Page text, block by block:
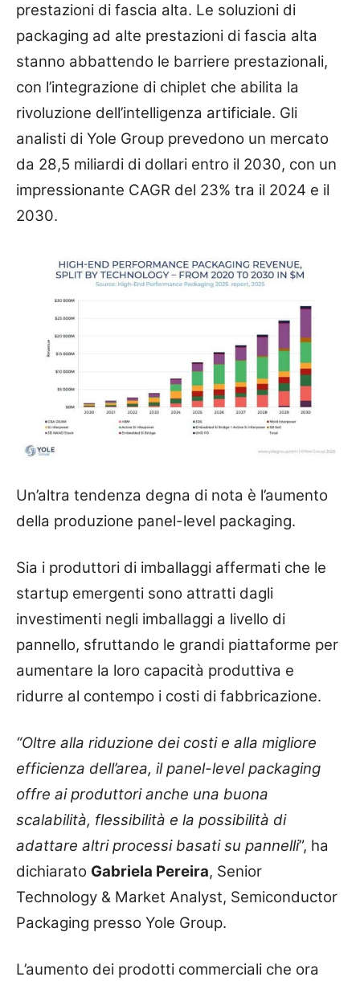
prestazioni di fascia alta. Le soluzioni di
packaging ad alte prestazioni di fascia alta
stanno abbattendo le barriere prestazionali,
con l’integrazione di chiplet che abilita la
rivoluzione dell’intelligenza artificiale. Gli
analisti di Yole Group prevedono un mercato
da 28,5 miliardi di dollari entro il 2030, con un
impressionante CAGR del 23% tra il 2024 e il
2030.
Un’altra tendenza degna di nota è l’aumento
della produzione panel-level packaging.
Sia i produttori di imballaggi affermati che le
startup emergenti sono attratti dagli
investimenti negli imballaggi a livello di
pannello, sfruttando le grandi piattaforme per
aumentare la loro capacità produttiva e
ridurre al contempo i costi di fabbricazione.
“Oltre alla riduzione dei costi e alla migliore
efficienza dell’area, il panel-level packaging
offre ai produttori anche una buona
scalabilità, flessibilità e la possibilità di
adattare altri processi basati su pannelli”, ha
dichiarato Gabriela Pereira, Senior
Technology & Market Analyst, Semiconductor
Packaging presso Yole Group.
L’aumento dei prodotti commerciali che ora